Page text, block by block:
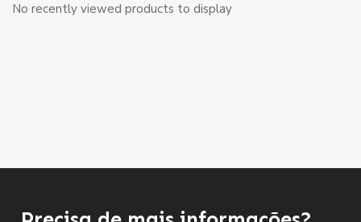
No recently viewed products to display